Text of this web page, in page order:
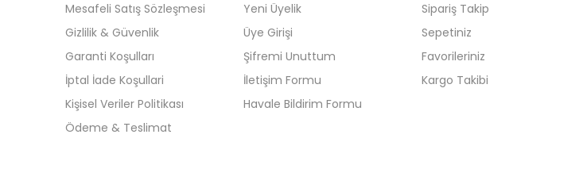
Mesafeli Satış Sözleşmesi
Gizlilik & Güvenlik
Garanti Koşulları
İptal İade Koşullari
Kişisel Veriler Politikası
Ödeme & Teslimat
Yeni Üyelik
Üye Girişi
Şifremi Unuttum
İletişim Formu
Havale Bildirim Formu
Sipariş Takip
Sepetiniz
Favorileriniz
Kargo Takibi